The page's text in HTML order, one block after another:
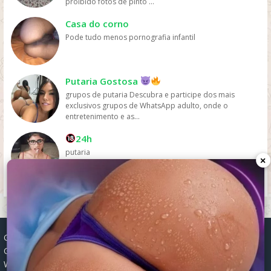
Casa do corno
Pode tudo menos pornografia infantil
Putaria Gostosa
grupos de putaria Descubra e participe dos mais
exclusivos grupos de WhatsApp adulto, onde o
entretenimento e as...
24h
putaria
Grupos WhatsApp, Links de grupos, Entrar grupos WhatsApp,
Grupos de compra e venda, Links WhatsApp atualizados, Grupos
WhatsApp 2025, Links para grupos, Participar grupos WhatsApp,
×